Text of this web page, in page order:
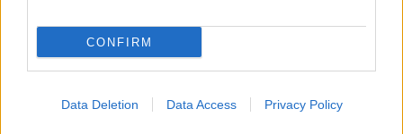
CONFIRM
Data Deletion Data Access Privacy Policy